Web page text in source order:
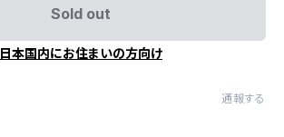
Sold out
日本国内にお住まいの方向け
通報する